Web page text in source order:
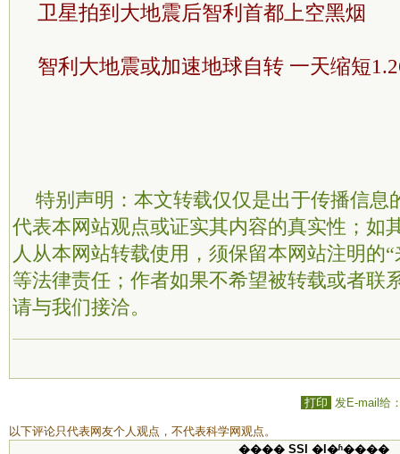
卫星拍到大地震后智利首都上空黑烟
智利大地震或加速地球自转 一天缩短
特别声明：本文转载仅仅是出于传播信息
代表本网站观点或证实其内容的真实性；如
人从本网站转载使用，须保留本网站注明的
等法律责任；作者如果不希望被转载或者联
请与我们接洽。
打印 发E-mail给
以下评论只代表网友个人观点，不代表科学网观点。
���� SSI �ļ�ʱ����